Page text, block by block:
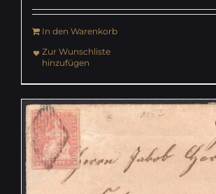
In den Warenkorb
Zur Wunschliste
hinzufügen